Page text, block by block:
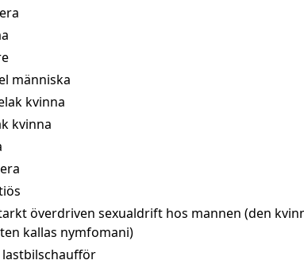
människa
kvinna
kvinna
överdriven sexualdrift hos mannen (den
kallas nymfomani)
lastbilschaufför